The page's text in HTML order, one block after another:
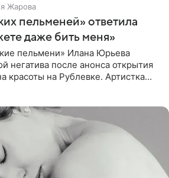
Жарова
пельменей» ответила
даже бить меня»
пельмени» Илана Юрьева
негатива после анонса открытия
красоты на Рублевке. Артистка